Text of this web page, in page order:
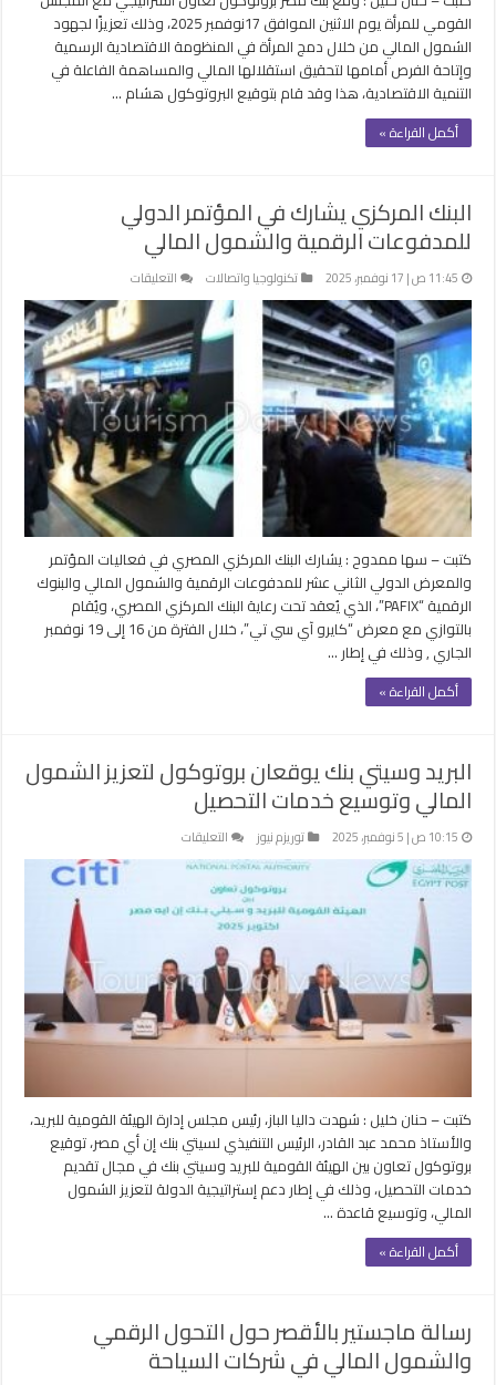
القومي للمرأة يوم الاثنين الموافق 17نوفمبر 2025، وذلك تعزيزًا لجهود
الشمول المالي من خلال دمج المرأة في المنظومة الاقتصادية الرسمية
وإتاحة الفرص أمامها لتحقيق استقلالها المالي والمساهمة الفاعلة في
التنمية الاقتصادية، هذا وقد قام بتوقيع البروتوكول هشام …
أكمل القراءة »
البنك المركزي يشارك في المؤتمر الدولي
للمدفوعات الرقمية والشمول المالي
11:45 ص | 17 نوفمبر، 2025 تكنولوجيا واتصالات التعليقات
البنك
المركزي
يشارك
في
المؤتمر
الدولي
للمدفوعات
الرقمية
والشمول
المالي
مغلقة
كتبت – سها ممدوح : يشارك البنك المركزي المصري في فعاليات المؤتمر
والمعرض الدولي الثاني عشر للمدفوعات الرقمية والشمول المالي والبنوك
الرقمية “PAFIX”، الذي يُعقد تحت رعاية البنك المركزي المصري، ويُقام
بالتوازي مع معرض “كايرو آي سي تي”، خلال الفترة من 16 إلى 19 نوفمبر
الجاري , وذلك في إطار …
أكمل القراءة »
البريد وسيتي بنك يوقعان بروتوكول لتعزيز الشمول
المالي وتوسيع خدمات التحصيل
10:15 ص | 5 نوفمبر، 2025 توريزم نيوز التعليقات
البريد
بنك
لتعزيز
الشمول
المالي
وتوسيع
مغلقة
كتبت – حنان خليل : شهدت داليا الباز، رئيس مجلس إدارة الهيئة القومية للبريد،
والأستاذ محمد عبد القادر، الرئيس التنفيذي لسيتي بنك إن أي مصر، توقيع
بروتوكول تعاون بين الهيئة القومية للبريد وسيتي بنك في مجال تقديم
خدمات التحصيل، وذلك في إطار دعم إستراتيجية الدولة لتعزيز الشمول
المالي، وتوسيع قاعدة …
أكمل القراءة »
رسالة ماجستير بالأقصر حول التحول الرقمي
والشمول المالي في شركات السياحة